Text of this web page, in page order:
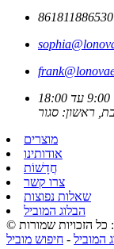
ראשון: סגור
מוצרים
אודותינו
חֲדָשׁוֹת
צרו קשר
שאלות נפוצות
הבלוג המוביל
המוביל - חיפוש מוביל